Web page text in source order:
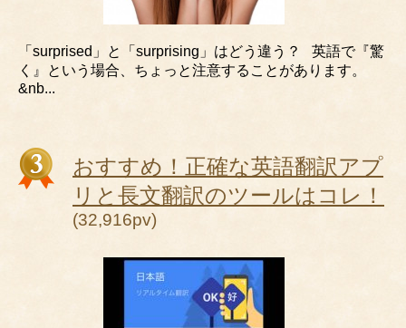
「surprised」と「surprising」はどう違う？ 英語で『驚
く』という場合、ちょっと注意することがあります。
&nb...
おすすめ！正確な英語翻訳アプ
リと長文翻訳のツールはコレ！
(32,916pv)